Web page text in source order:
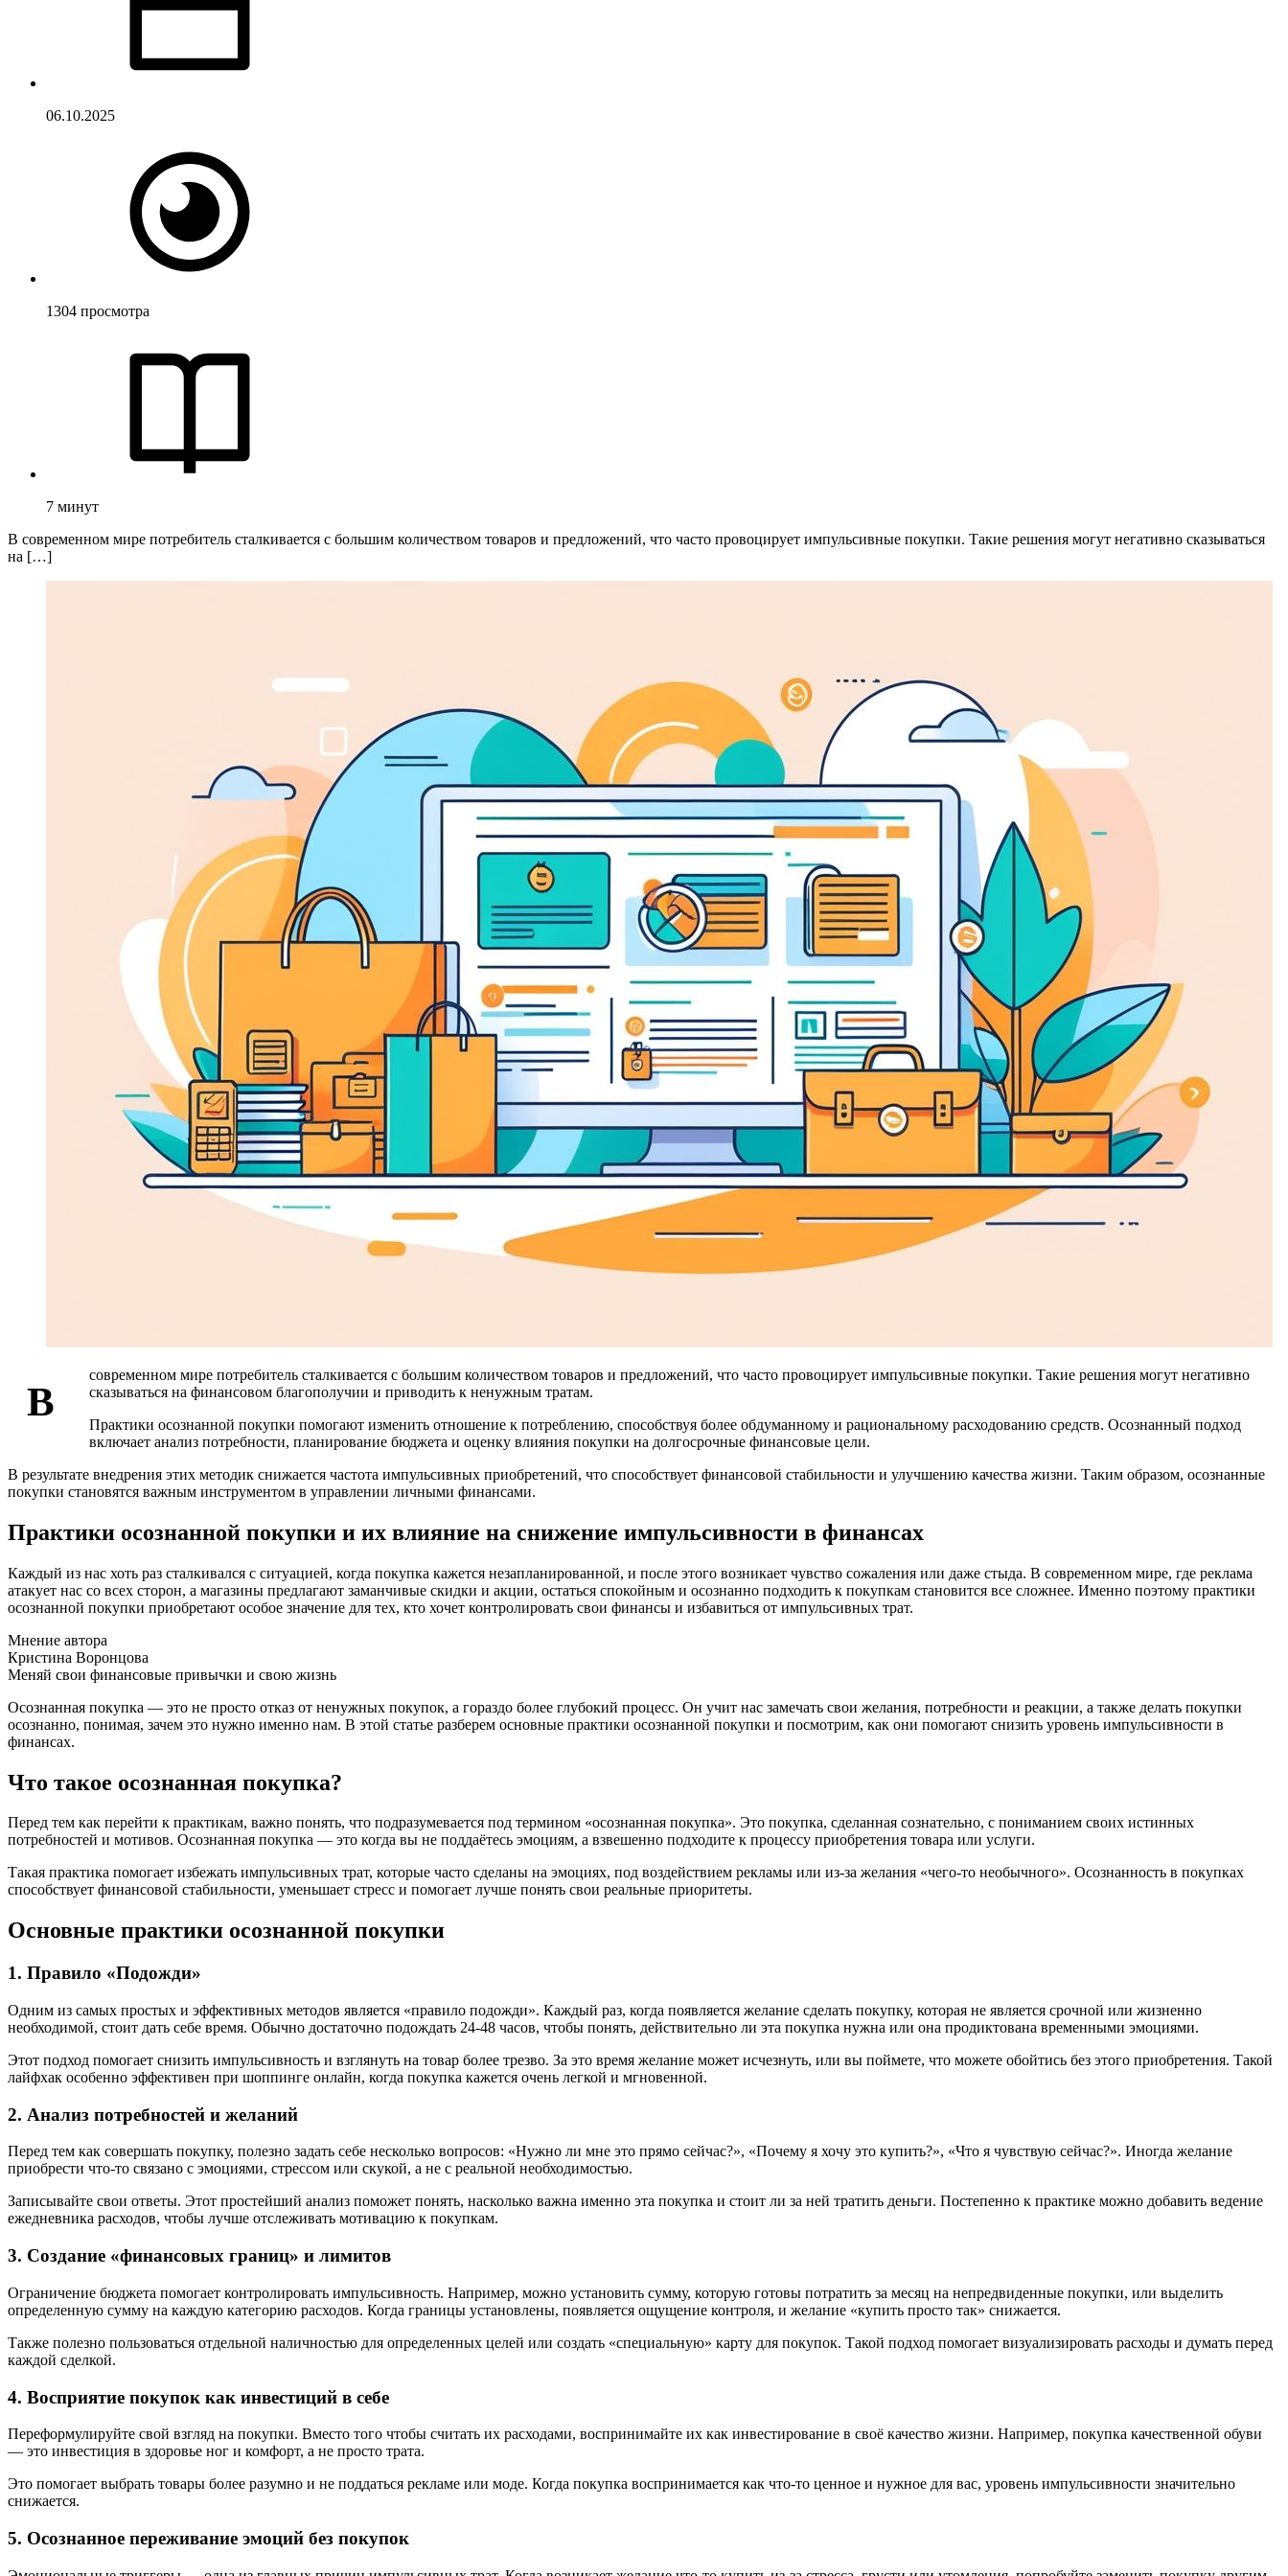
06.10.2025
1304 просмотра
7 минут
В современном мире потребитель сталкивается с большим количеством товаров и предложений, что часто провоцирует импульсивные покупки. Такие решения могут негативно сказываться
на […]
В
современном мире потребитель сталкивается с большим количеством товаров и предложений, что часто провоцирует импульсивные покупки. Такие решения могут негативно
сказываться на финансовом благополучии и приводить к ненужным тратам.
Практики осознанной покупки помогают изменить отношение к потреблению, способствуя более обдуманному и рациональному расходованию средств. Осознанный подход
включает анализ потребности, планирование бюджета и оценку влияния покупки на долгосрочные финансовые цели.
В результате внедрения этих методик снижается частота импульсивных приобретений, что способствует финансовой стабильности и улучшению качества жизни. Таким образом, осознанные
покупки становятся важным инструментом в управлении личными финансами.
Практики осознанной покупки и их влияние на снижение импульсивности в финансах
Каждый из нас хоть раз сталкивался с ситуацией, когда покупка кажется незапланированной, и после этого возникает чувство сожаления или даже стыда. В современном мире, где реклама
атакует нас со всех сторон, а магазины предлагают заманчивые скидки и акции, остаться спокойным и осознанно подходить к покупкам становится все сложнее. Именно поэтому практики
осознанной покупки приобретают особое значение для тех, кто хочет контролировать свои финансы и избавиться от импульсивных трат.
Мнение автора
Кристина Воронцова
Меняй свои финансовые привычки и свою жизнь
Осознанная покупка — это не просто отказ от ненужных покупок, а гораздо более глубокий процесс. Он учит нас замечать свои желания, потребности и реакции, а также делать покупки
осознанно, понимая, зачем это нужно именно нам. В этой статье разберем основные практики осознанной покупки и посмотрим, как они помогают снизить уровень импульсивности в
финансах.
Что такое осознанная покупка?
Перед тем как перейти к практикам, важно понять, что подразумевается под термином «осознанная покупка». Это покупка, сделанная сознательно, с пониманием своих истинных
потребностей и мотивов. Осознанная покупка — это когда вы не поддаётесь эмоциям, а взвешенно подходите к процессу приобретения товара или услуги.
Такая практика помогает избежать импульсивных трат, которые часто сделаны на эмоциях, под воздействием рекламы или из-за желания «чего-то необычного». Осознанность в покупках
способствует финансовой стабильности, уменьшает стресс и помогает лучше понять свои реальные приоритеты.
Основные практики осознанной покупки
1. Правило «Подожди»
Одним из самых простых и эффективных методов является «правило подожди». Каждый раз, когда появляется желание сделать покупку, которая не является срочной или жизненно
необходимой, стоит дать себе время. Обычно достаточно подождать 24-48 часов, чтобы понять, действительно ли эта покупка нужна или она продиктована временными эмоциями.
Этот подход помогает снизить импульсивность и взглянуть на товар более трезво. За это время желание может исчезнуть, или вы поймете, что можете обойтись без этого приобретения. Такой
лайфхак особенно эффективен при шоппинге онлайн, когда покупка кажется очень легкой и мгновенной.
2. Анализ потребностей и желаний
Перед тем как совершать покупку, полезно задать себе несколько вопросов: «Нужно ли мне это прямо сейчас?», «Почему я хочу это купить?», «Что я чувствую сейчас?». Иногда желание
приобрести что-то связано с эмоциями, стрессом или скукой, а не с реальной необходимостью.
Записывайте свои ответы. Этот простейший анализ поможет понять, насколько важна именно эта покупка и стоит ли за ней тратить деньги. Постепенно к практике можно добавить ведение
ежедневника расходов, чтобы лучше отслеживать мотивацию к покупкам.
3. Создание «финансовых границ» и лимитов
Ограничение бюджета помогает контролировать импульсивность. Например, можно установить сумму, которую готовы потратить за месяц на непредвиденные покупки, или выделить
определенную сумму на каждую категорию расходов. Когда границы установлены, появляется ощущение контроля, и желание «купить просто так» снижается.
Также полезно пользоваться отдельной наличностью для определенных целей или создать «специальную» карту для покупок. Такой подход помогает визуализировать расходы и думать перед
каждой сделкой.
4. Восприятие покупок как инвестиций в себе
Переформулируйте свой взгляд на покупки. Вместо того чтобы считать их расходами, воспринимайте их как инвестирование в своё качество жизни. Например, покупка качественной обуви
— это инвестиция в здоровье ног и комфорт, а не просто трата.
Это помогает выбрать товары более разумно и не поддаться рекламе или моде. Когда покупка воспринимается как что-то ценное и нужное для вас, уровень импульсивности значительно
снижается.
5. Осознанное переживание эмоций без покупок